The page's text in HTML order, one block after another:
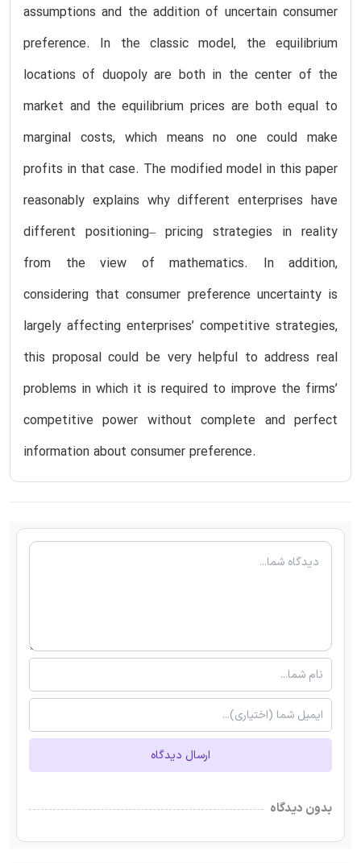
assumptions and the addition of uncertain consumer
preference. In the classic model, the equilibrium
locations of duopoly are both in the center of the
market and the equilibrium prices are both equal to
marginal costs, which means no one could make
profits in that case. The modified model in this paper
reasonably explains why different enterprises have
different positioning– pricing strategies in reality
from the view of mathematics. In addition,
considering that consumer preference uncertainty is
largely affecting enterprises’ competitive strategies,
this proposal could be very helpful to address real
problems in which it is required to improve the firms’
competitive power without complete and perfect
information about consumer preference.
ارسال دیدگاه
بدون دیدگاه